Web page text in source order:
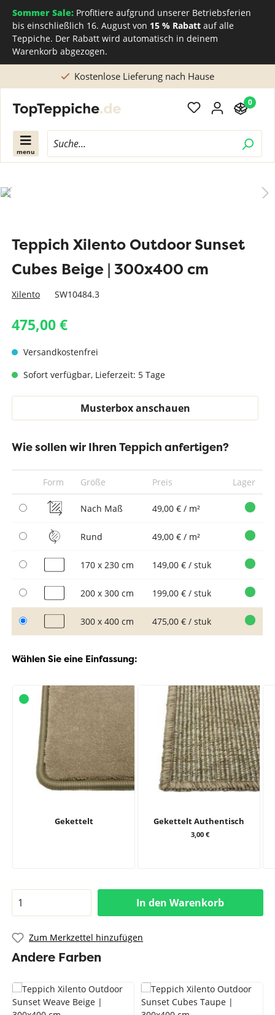
Sommer Sale: Profitiere aufgrund unserer Betriebsferien
bis einschließlich 16. August von 15 % Rabatt auf alle
Teppiche. Der Rabatt wird automatisch in deinem
Warenkorb abgezogen.
Lieferung nach Hause
menu
0
Teppich Xilento Outdoor Sunset
Cubes Beige | 300x400 cm
Xilento SW10484.3
475,00 €
Versandkostenfrei
Sofort verfügbar, Lieferzeit: 5 Tage
Musterbox anschauen
Wie sollen wir Ihren Teppich anfertigen?
Form Größe Preis Lager
Nach Maß 49,00 € / m²
Rund 49,00 € / m²
170 x 230 cm 149,00 € / stuk
200 x 300 cm 199,00 € / stuk
300 x 400 cm 475,00 € / stuk
Wählen Sie eine Einfassung:
Gekettelt Gekettelt Authentisch
3,00 €
In den Warenkorb
Zum Merkzettel hinzufügen
Andere Farben